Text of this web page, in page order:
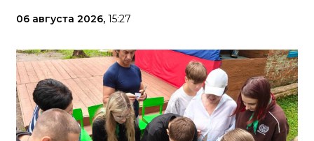
06 августа 2026, 15:27